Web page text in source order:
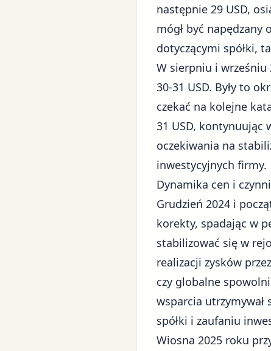
następnie 29 USD,
mógł być
dotyczącymi spółki,
W sierpniu i wrześniu
30-31 USD. Były to
czekać na kolejne
31 USD, kontynuując
oczekiwania na
inwestycyjnych firmy.
Dynamika cen i
Grudzień 2024 i
korekty, spadając w
stabilizować się w
realizacji zysków
czy globalne
wsparcia
spółki i zaufaniu
Wiosna 2025 roku